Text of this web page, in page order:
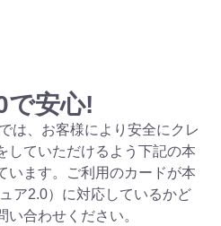
で安心!
は、お客様により安全にクレ
していただけるよう下記の本
います。ご利用のカードが本
ア2.0）に対応しているかど
い合わせください。